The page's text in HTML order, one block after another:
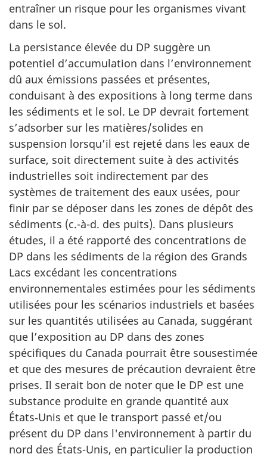
entraîner un risque pour les organismes vivant
dans le sol.
La persistance élevée du DP suggère un
potentiel d’accumulation dans l’environnement
dû aux émissions passées et présentes,
conduisant à des expositions à long terme dans
les sédiments et le sol. Le DP devrait fortement
s’adsorber sur les matières/solides en
suspension lorsqu’il est rejeté dans les eaux de
surface, soit directement suite à des activités
industrielles soit indirectement par des
systèmes de traitement des eaux usées, pour
finir par se déposer dans les zones de dépôt des
sédiments (c.-à-d. des puits). Dans plusieurs
études, il a été rapporté des concentrations de
DP dans les sédiments de la région des Grands
Lacs excédant les concentrations
environnementales estimées pour les sédiments
utilisées pour les scénarios industriels et basées
sur les quantités utilisées au Canada, suggérant
que l’exposition au DP dans des zones
spécifiques du Canada pourrait être sousestimée
et que des mesures de précaution devraient être
prises. Il serait bon de noter que le DP est une
substance produite en grande quantité aux
États‑Unis et que le transport passé et/ou
présent du DP dans l'environnement à partir du
nord des États-Unis, en particulier la production